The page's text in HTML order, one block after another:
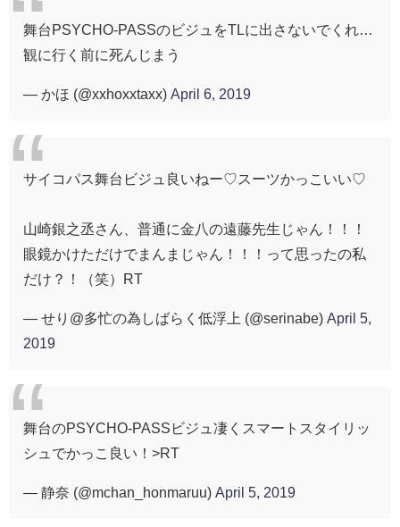
舞台PSYCHO-PASSのビジュをTLに出さないでくれ…
観に行く前に死んじまう
— かほ (@xxhoxxtaxx) April 6, 2019
サイコパス舞台ビジュ良いねー♡スーツかっこいい♡
山崎銀之丞さん、普通に金八の遠藤先生じゃん！！！
眼鏡かけただけでまんまじゃん！！！って思ったの私
だけ？！（笑）RT
— せり@多忙の為しばらく低浮上 (@serinabe) April 5,
2019
舞台のPSYCHO-PASSビジュ凄くスマートスタイリッ
シュでかっこ良い！>RT
— 静奈 (@mchan_honmaruu) April 5, 2019